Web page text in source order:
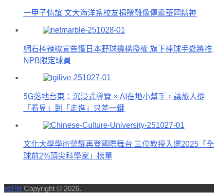
一甲子情誼 文大海洋系校友捐贈雕像傳遞華岡精神
網石棒辣椒宣告獲日本野球機構授權 旗下棒球手遊將推
NPB限定球員
5G落地台東：沉浸式導覽 × AI在地小幫手，讓旅人從
「看見」到「走進」只差一鍵
文化大學學術榮耀再登國際舞台 三位教授入選2025「全
球前2%頂尖科學家」榜單
ezPR Copyright © 2026.